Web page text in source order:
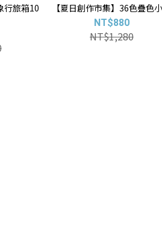
行旅箱10
【夏日創作市集】36色疊色
NT$880
NT$1,280